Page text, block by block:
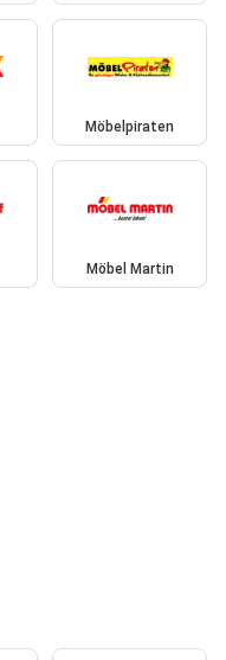
Möbelpiraten
Möbel Martin